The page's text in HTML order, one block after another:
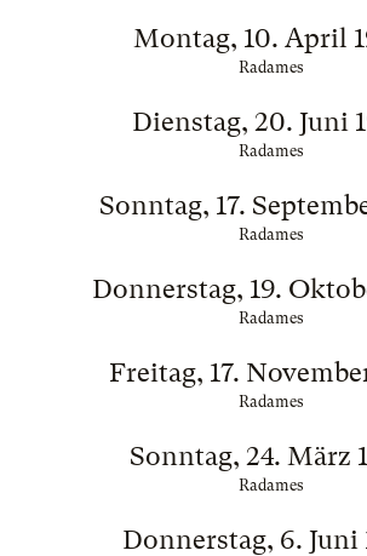
Montag, 10. April
Radames
Dienstag, 20. Juni
Radames
Sonntag, 17.
Radames
Donnerstag, 19.
Radames
Freitag, 17.
Radames
Sonntag, 24. März
Radames
Donnerstag, 6. Juni